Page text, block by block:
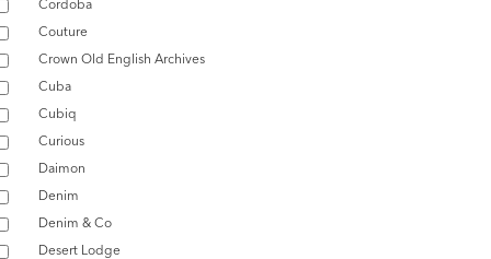
Cordoba
Couture
Crown Old English Archives
Cuba
Cubiq
Curious
Daimon
Denim
Denim & Co
Desert Lodge